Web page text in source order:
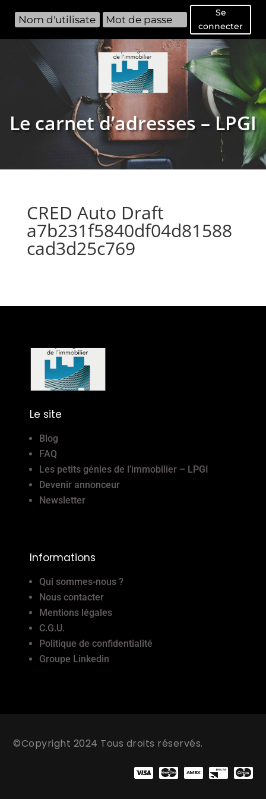
Se
connecter
Le carnet d’adresses – LPGI
CRED Auto Draft
a7b231f5840df04d81588
cad3d25c769
Le site
Blog
FAQ
Les petits génies de l’immobilier – LPGI
Devenir annonceur
Newsletter
Informations
Qui sommes-nous ?
Nous contacter
Mentions légales
C.G.U.
Politique de confidentialité
Groupe Linkedin
©Copyright 2024 Tous droits réservés.